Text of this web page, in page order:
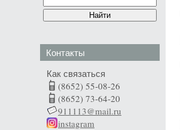
Контакты
Как связаться
(8652) 55-08-26
(8652) 73-64-20
911113@mail.ru
instagram